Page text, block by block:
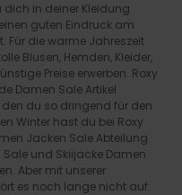
in deiner Kleidung
guten Eindruck am
Für die warme Jahreszeit
Blusen, Hemden, Kleider,
Preise erwerben. Roxy
Damen Sale Artikel
du so dringend für den
Winter hast du bei Roxy
Jacken Sale Abteilung
und Skiijacke Damen
Aber mit unserer
es noch lange nicht auf: